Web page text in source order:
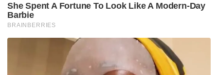
She Spent A Fortune To Look Like A Modern-Day
Barbie
BRAINBERRIES